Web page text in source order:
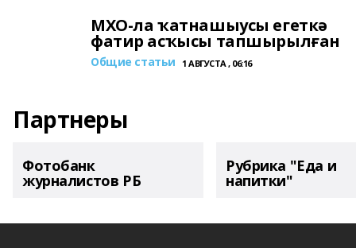
МХО-ла ҡатнашыусы егеткә
фатир асҡысы тапшырылған
Общие статьи 1 АВГУСТА , 06:16
Партнеры
Фотобанк
журналистов РБ
Рубрика "Еда и
напитки"